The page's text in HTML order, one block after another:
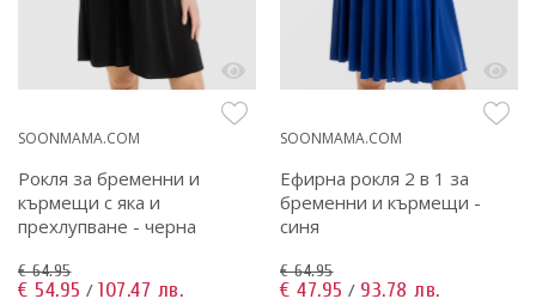
SOONMAMA.COM
Рокля за бременни и
кърмещи с яка и
прехлупване - черна
€ 64.95
€ 54.95 / 107.47 лв.
SOONMAMA.COM
Ефирна рокля 2 в 1 за
бременни и кърмещи -
синя
€ 64.95
€ 47.95 / 93.78 лв.